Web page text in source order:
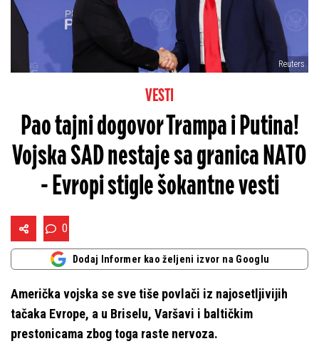
Reuters
VESTI
Pao tajni dogovor Trampa i Putina!
Vojska SAD nestaje sa granica NATO
- Evropi stigle šokantne vesti
0
Dodaj Informer kao željeni izvor na Googlu
Američka vojska se sve tiše povlači iz najosetljivijih
tačaka Evrope, a u Briselu, Varšavi i baltičkim
prestonicama zbog toga raste nervoza.